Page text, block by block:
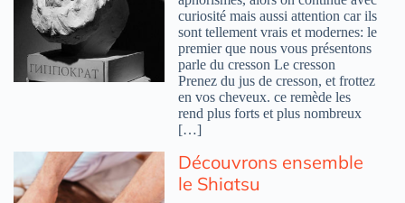
curiosité mais aussi attention car ils
sont tellement vrais et modernes: le
premier que nous vous présentons
parle du cresson Le cresson
Prenez du jus de cresson, et frottez
en vos cheveux. ce remède les
rend plus forts et plus nombreux
[…]
Découvrons ensemble
le Shiatsu